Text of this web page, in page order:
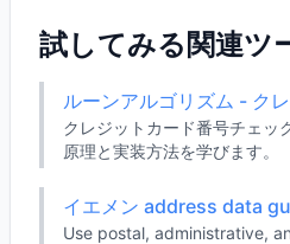
試してみる関連ツ
ルーンアルゴリズム - ク
クレジットカード番号チェッ
原理と実装方法を学びます。
イエメン address data
Use postal, administrative,